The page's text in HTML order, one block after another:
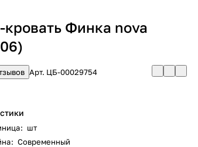
Финка nova
Арт. ЦБ-00029754
: шт
: Современный